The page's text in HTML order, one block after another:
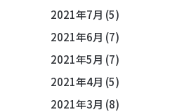
2021年7月 (5)
2021年6月 (7)
2021年5月 (7)
2021年4月 (5)
2021年3月 (8)